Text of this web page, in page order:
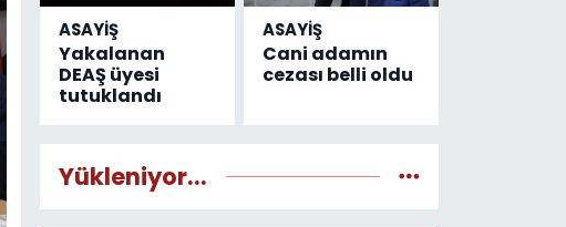
ASAYİŞ
Yakalanan
DEAŞ üyesi
tutuklandı
ASAYİŞ
Cani adamın
cezası belli oldu
Yükleniyor...